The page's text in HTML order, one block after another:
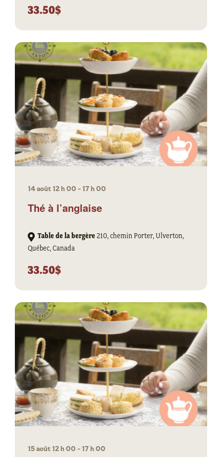
33.50$
Thé à l’anglaise
14 août 12 h 00 -17 h 00
Table de la bergère210, chemin Porter, Ulverton,
Québec, Canada
33.50$
15 août 12 h 00 -17 h 00